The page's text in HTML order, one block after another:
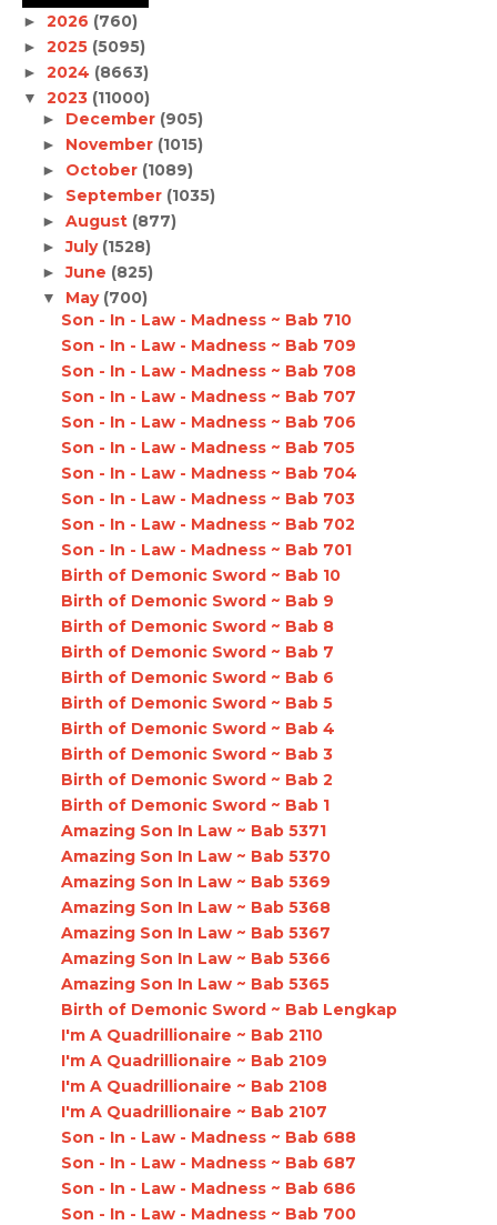
► 2026 (760)
► 2025 (5095)
► 2024 (8663)
▼ 2023 (11000)
► December (905)
► November (1015)
► October (1089)
► September (1035)
► August (877)
►July (1528)
►June (825)
▼ May (700)
Son - In - Law - Madness ~ Bab 710
Son - In - Law - Madness ~ Bab 709
Son - In - Law - Madness ~ Bab 708
Son - In - Law - Madness ~ Bab 707
Son - In - Law - Madness ~ Bab 706
Son - In - Law - Madness ~ Bab 705
Son - In - Law - Madness ~ Bab 704
Son - In - Law - Madness ~ Bab 703
Son - In - Law - Madness ~ Bab 702
Son - In - Law - Madness ~ Bab 701
Birth of Demonic Sword ~ Bab 10
Birth of Demonic Sword ~ Bab 9
Birth of Demonic Sword ~ Bab 8
Birth of Demonic Sword ~ Bab 7
Birth of Demonic Sword ~ Bab 6
Birth of Demonic Sword ~ Bab 5
Birth of Demonic Sword ~ Bab 4
Birth of Demonic Sword ~ Bab 3
Birth of Demonic Sword ~ Bab 2
Birth of Demonic Sword ~ Bab 1
Amazing Son In Law ~ Bab 5371
Amazing Son In Law ~ Bab 5370
Amazing Son In Law ~ Bab 5369
Amazing Son In Law ~ Bab 5368
Amazing Son In Law ~ Bab 5367
Amazing Son In Law ~ Bab 5366
Amazing Son In Law ~ Bab 5365
Birth of Demonic Sword ~ Bab Lengkap
I'm A Quadrillionaire ~ Bab 2110
I'm A Quadrillionaire ~ Bab 2109
I'm A Quadrillionaire ~ Bab 2108
I'm A Quadrillionaire ~ Bab 2107
Son - In - Law - Madness ~ Bab 688
Son - In - Law - Madness ~ Bab 687
Son - In - Law - Madness ~ Bab 686
Son - In - Law - Madness ~ Bab 700